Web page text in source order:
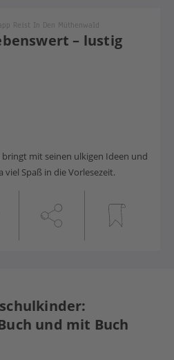
– lustig
Reist In Den Müthenwald
bringt mit seinen ulkigen Ideen und
Spaß in die Vorlesezeit.
und mit Buch